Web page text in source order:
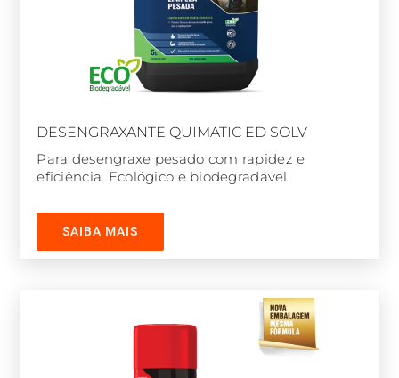
DESENGRAXANTE QUIMATIC ED SOLV
Para desengraxe pesado com rapidez e
eficiência. Ecológico e biodegradável.
SAIBA MAIS